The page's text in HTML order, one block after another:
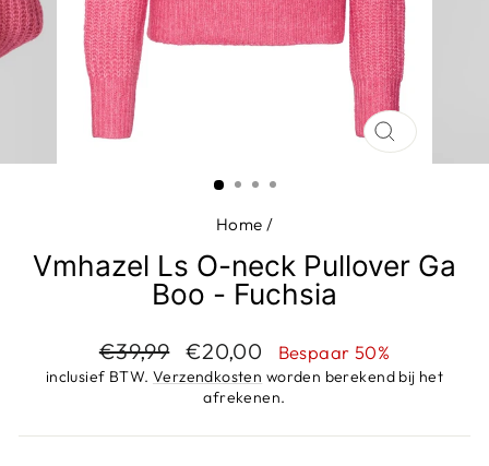
SLUIT
(ESC)
Home /
Vmhazel Ls O-neck Pullover Ga
Boo - Fuchsia
Adviesprijs
€39,99 Aanbiedingsprijs
€20,00 Bespaar 50%
inclusief BTW. Verzendkosten worden berekend bij het
afrekenen.